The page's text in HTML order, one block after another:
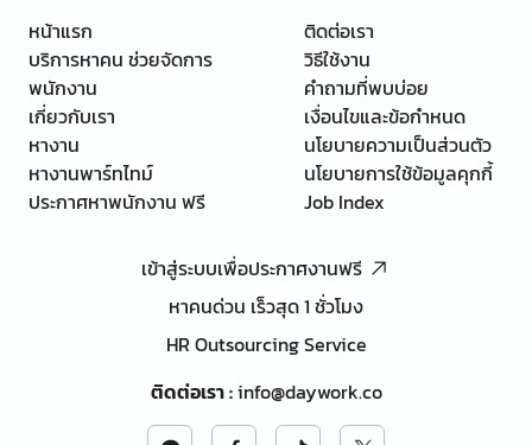
หน้าแรก
บริการหาคน ช่วยจัดการ
พนักงาน
เกี่ยวกับเรา
หางาน
หางานพาร์ทไทม์
ประกาศหาพนักงาน ฟรี
ติดต่อเรา
วิธีใช้งาน
คำถามที่พบบ่อย
เงื่อนไขและข้อกำหนด
นโยบายความเป็นส่วนตัว
นโยบายการใช้ข้อมูลคุกกี้
Job Index
เข้าสู่ระบบเพื่อประกาศงานฟรี
หาคนด่วน เร็วสุด 1 ชั่วโมง
HR Outsourcing Service
ติดต่อเรา:info@daywork.co